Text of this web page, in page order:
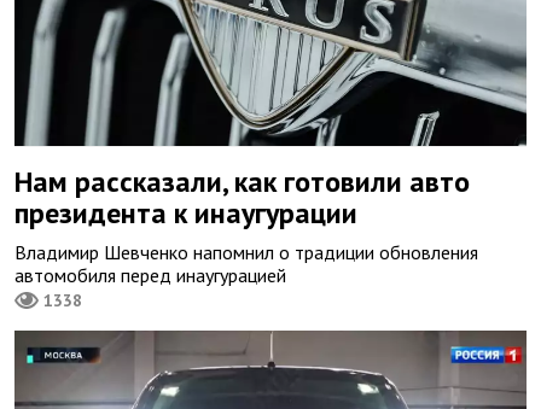
Нам рассказали, как готовили авто
президента к инаугурации
Владимир Шевченко напомнил о традиции обновления
автомобиля перед инаугурацией
1338